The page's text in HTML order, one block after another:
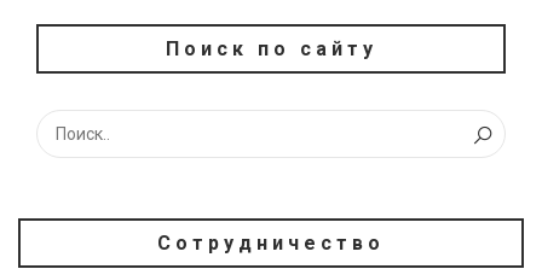
Поиск по сайту
Сотрудничество